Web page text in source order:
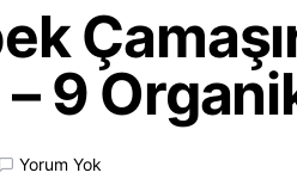
– 9
Yorum Yok